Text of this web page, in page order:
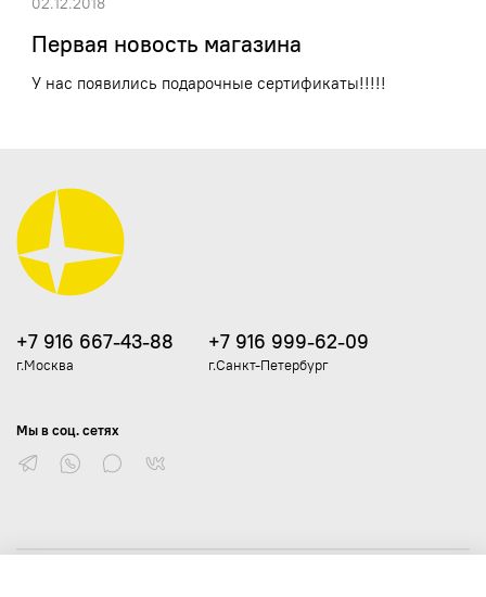
Первая новость магазина
У нас появились подарочные сертификаты!!!!!
+7 916 667-43-88
г.Москва
+7 916 999-62-09
г.Санкт-Петербург
Мы в соц. сетях